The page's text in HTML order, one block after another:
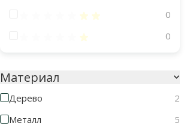
Оценка 40%
0
Оценка 20%
0
Материал
Дерево
2
Металл
5